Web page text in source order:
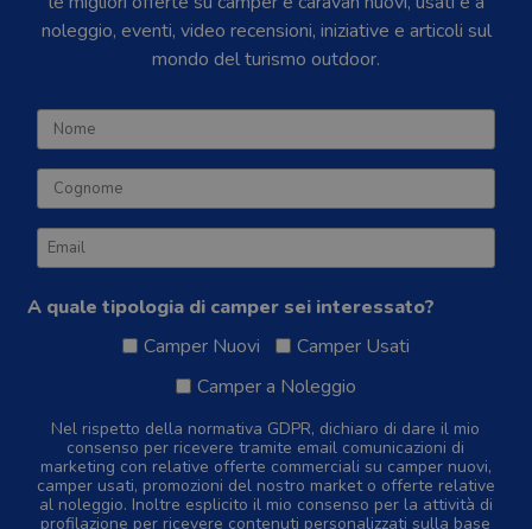
noleggio, eventi, video recensioni, iniziative e articoli sul
mondo del turismo outdoor.
A quale tipologia di camper sei interessato?
Camper Nuovi
Camper Usati
Camper a Noleggio
Nel rispetto della normativa GDPR, dichiaro di dare il mio
consenso per ricevere tramite email comunicazioni di
marketing con relative offerte commerciali su camper nuovi,
camper usati, promozioni del nostro market o offerte relative
al noleggio. Inoltre esplicito il mio consenso per la attività di
profilazione per ricevere contenuti personalizzati sulla base